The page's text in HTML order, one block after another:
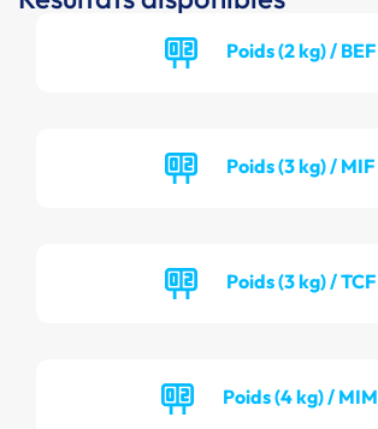
Poids (2 kg) / BEF
Poids (3 kg) / MIF
Poids (3 kg) / TCF
Poids (4 kg) / MIM